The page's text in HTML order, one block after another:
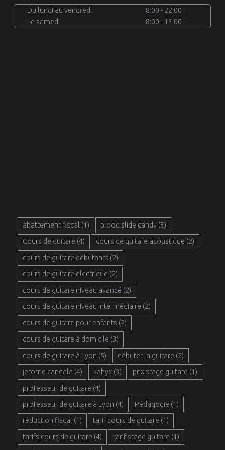
Du lundi au vendredi
8:00 - 22:00
Le samedi
8:00 - 13:00
abattement fiscal (1) blood slide candy(3)
Cours de guitare (4) cours de guitare acoustique (2)
cours de guitare débutants (2)
cours de guitare electrique (2)
cours de guitare niveau avancé (2)
cours de guitare niveau intermédiaire (2)
cours de guitare pour enfants (2)
cours de guitare à domicile (3)
cours de guitare à Lyon (5) débuter la guitare (2)
jerome candela (4) kahys (3) prix stage guitare (1)
professeur de guitare (4)
professeur de guitare à Lyon (4) Pédagogie (1)
réduction fiscal (1) tarif cours de guitare (1)
tarifs cours de guitare (4) tarif stage guitare (1)